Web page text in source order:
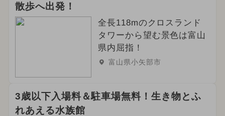
散歩へ出発！
全長118mのクロスランド
タワーから望む景色は富山
県内屈指！
富山県小矢部市
3歳以下入場料＆駐車場無料！生き物とふ
れあえる水族館